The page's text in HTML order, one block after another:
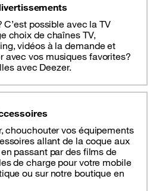
possible avec la TV
choix de chaînes TV,
vidéos à la demande et
avec vos musiques favorites?
avec Deezer.
chouchouter vos équipements
allant de la coque aux
passant par des films de
de charge pour votre mobile
ou sur notre boutique en